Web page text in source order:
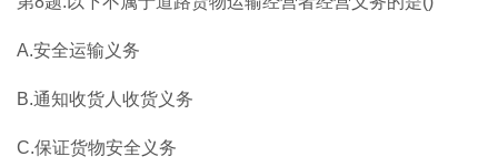
A.安全运输义务
B.通知收货人收货义务
C.保证货物安全义务